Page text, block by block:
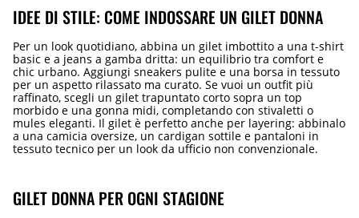
IDEE DI STILE: COME INDOSSARE UN GILET DONNA
Per un look quotidiano, abbina un gilet imbottito a una t-shirt
basic e a jeans a gamba dritta: un equilibrio tra comfort e
chic urbano. Aggiungi sneakers pulite e una borsa in tessuto
per un aspetto rilassato ma curato. Se vuoi un outfit più
raffinato, scegli un gilet trapuntato corto sopra un top
morbido e una gonna midi, completando con stivaletti o
mules eleganti. Il gilet è perfetto anche per layering: abbinalo
a una camicia oversize, un cardigan sottile e pantaloni in
tessuto tecnico per un look da ufficio non convenzionale.
GILET DONNA PER OGNI STAGIONE